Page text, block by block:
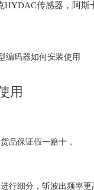
HYDAC传感器，阿斯
编码器如何安装使用
用
品保证假一赔十，
行细分，斩波出频率更